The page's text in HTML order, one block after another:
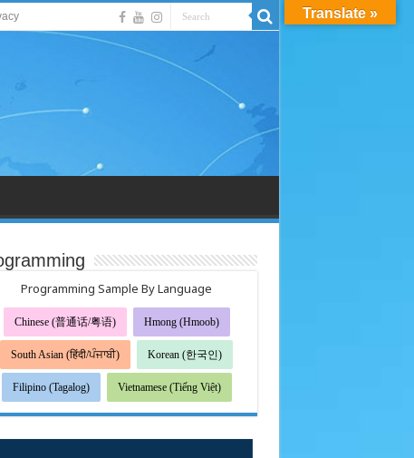
Programming Sample By Language
Chinese (普通话/粤语) Hmong (Hmoob)
South Asian (हिंदी/ਪੰਜਾਬੀ) Korean (한국인)
Filipino (Tagalog) Vietnamese (Tiếng Việt)
Translate »